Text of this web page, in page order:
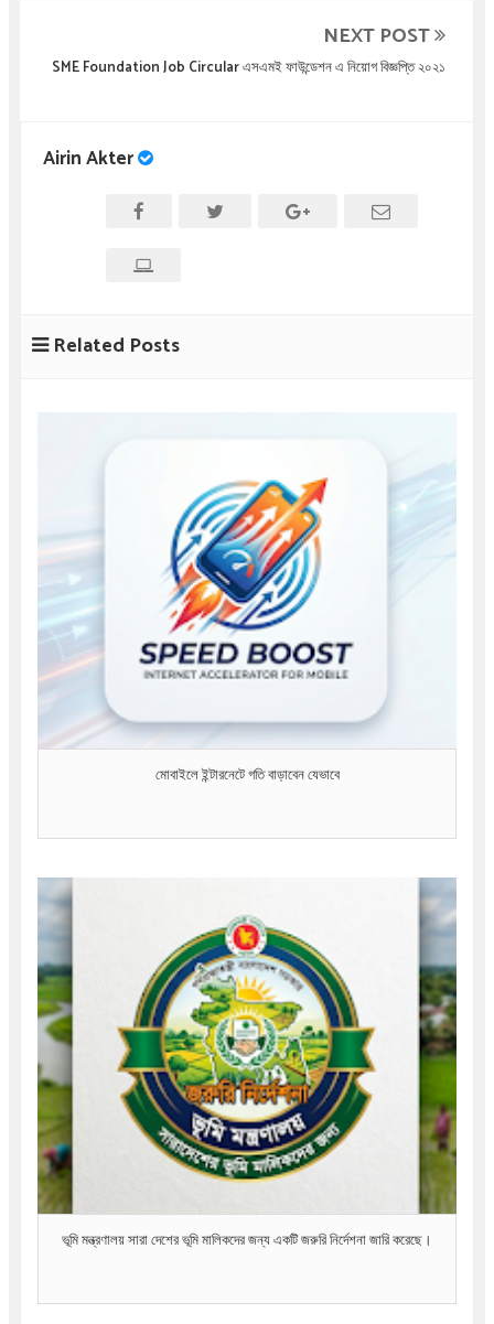
NEXT POST
SME Foundation Job Circular এসএমই ফাউন্ডেশন এ নিয়োগ বিজ্ঞপ্তি ২০২১
Airin Akter
Related Posts
মোবাইলে ইন্টারনেটে গতি বাড়াবেন যেভাবে
ভূমি মন্ত্রণালয় সারা দেশের ভূমি মালিকদের জন্য একটি জরুরি নির্দেশনা জারি করেছে।